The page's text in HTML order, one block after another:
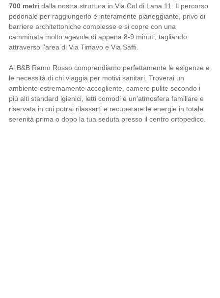
700 metri dalla nostra struttura in Via Col di Lana 11. Il percorso
pedonale per raggiungerlo è interamente pianeggiante, privo di
barriere architettoniche complesse e si copre con una
camminata molto agevole di appena 8-9 minuti, tagliando
attraverso l'area di Via Timavo e Via Saffi.
Al B&B Ramo Rosso comprendiamo perfettamente le esigenze e
le necessità di chi viaggia per motivi sanitari. Troverai un
ambiente estremamente accogliente, camere pulite secondo i
più alti standard igienici, letti comodi e un'atmosfera familiare e
riservata in cui potrai rilassarti e recuperare le energie in totale
serenità prima o dopo la tua seduta presso il centro ortopedico.